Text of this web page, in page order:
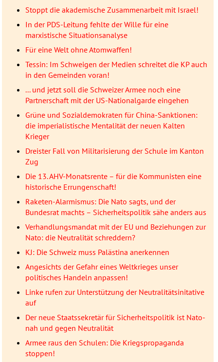
Stoppt die akademische Zusammenarbeit mit Israel!
In der PDS-Leitung fehlte der Wille für eine
marxistische Situationsanalyse
Für eine Welt ohne Atomwaffen!
Tessin: Im Schweigen der Medien schreitet die KP auch
in den Gemeinden voran!
... und jetzt soll die Schweizer Armee noch eine
Partnerschaft mit der US-Nationalgarde eingehen
Grüne und Sozialdemokraten für China-Sanktionen:
die imperialistische Mentalität der neuen Kalten
Krieger
Dreister Fall von Militarisierung der Schule im Kanton
Zug
Die 13. AHV-Monatsrente – für die Kommunisten eine
historische Errungenschaft!
Raketen-Alarmismus: Die Nato sagts, und der
Bundesrat machts – Sicherheitspolitik sähe anders aus
Verhandlungsmandat mit der EU und Beziehungen zur
Nato: die Neutralität schreddern?
KJ: Die Schweiz muss Palästina anerkennen
Angesichts der Gefahr eines Weltkrieges unser
politisches Handeln anpassen!
Linke rufen zur Unterstützung der Neutralitätsinitative
auf
Der neue Staatssekretär für Sicherheitspolitik ist Nato-
nah und gegen Neutralität
Armee raus den Schulen: Die Kriegspropaganda
stoppen!